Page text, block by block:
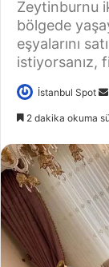
Zeytinburnu
bölgede
eşyalarını
istiyorsanız,
İstanbul Spot
i
-
2 dakika okuma